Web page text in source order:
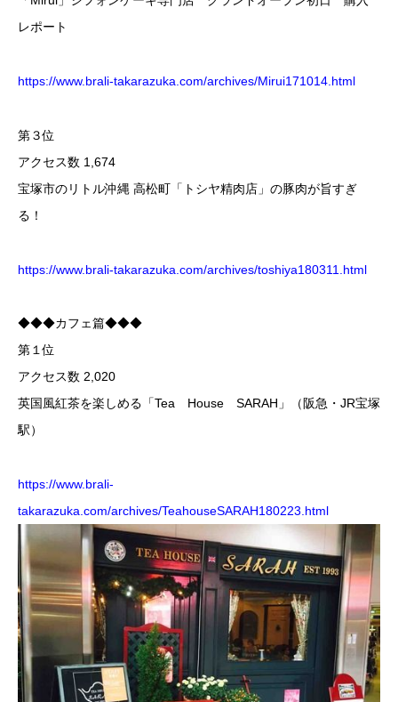
レポート
https://www.brali-takarazuka.com/archives/Mirui171014.html
第３位
アクセス数 1,674
宝塚市のリトル沖縄 高松町「トシヤ精肉店」の豚肉が旨すぎ
る！
https://www.brali-takarazuka.com/archives/toshiya180311.html
◆◆◆カフェ篇◆◆◆
第１位
アクセス数 2,020
英国風紅茶を楽しめる「Tea House SARAH」（阪急・JR宝塚
駅）
https://www.brali-
takarazuka.com/archives/TeahouseSARAH180223.html